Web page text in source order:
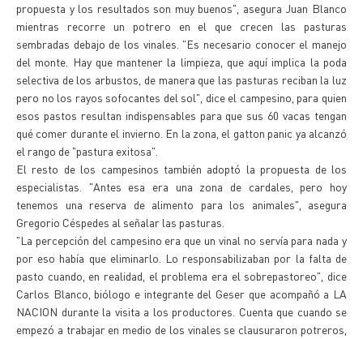
propuesta y los resultados son muy buenos", asegura Juan Blanco
mientras recorre un potrero en el que crecen las pasturas
sembradas debajo de los vinales. "Es necesario conocer el manejo
del monte. Hay que mantener la limpieza, que aquí implica la poda
selectiva de los arbustos, de manera que las pasturas reciban la luz
pero no los rayos sofocantes del sol", dice el campesino, para quien
esos pastos resultan indispensables para que sus 60 vacas tengan
qué comer durante el invierno. En la zona, el gatton panic ya alcanzó
el rango de "pastura exitosa".
El resto de los campesinos también adoptó la propuesta de los
especialistas. "Antes esa era una zona de cardales, pero hoy
tenemos una reserva de alimento para los animales", asegura
Gregorio Céspedes al señalar las pasturas.
"La percepción del campesino era que un vinal no servía para nada y
por eso había que eliminarlo. Lo responsabilizaban por la falta de
pasto cuando, en realidad, el problema era el sobrepastoreo", dice
Carlos Blanco, biólogo e integrante del Geser que acompañó a LA
NACION durante la visita a los productores. Cuenta que cuando se
empezó a trabajar en medio de los vinales se clausuraron potreros,